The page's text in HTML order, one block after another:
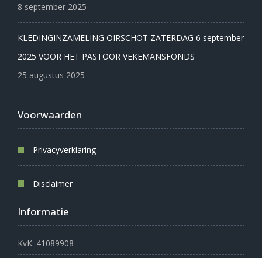
8 september 2025
KLEDINGINZAMELING OIRSCHOT ZATERDAG 6 september
2025 VOOR HET PASTOOR VEKEMANSFONDS
25 augustus 2025
Voorwaarden
Privacyverklaring
Disclaimer
Informatie
KvK: 41089908